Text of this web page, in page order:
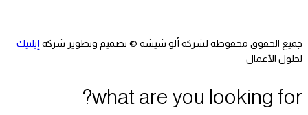
جميع الحقوق محفوظة لشركة ألو شيشة © تصميم وتطوير شركة إيلتيك
لحلول الأعمال
what are you looking for?